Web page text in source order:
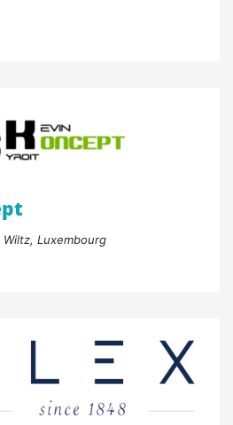
Wiltz, Luxembourg